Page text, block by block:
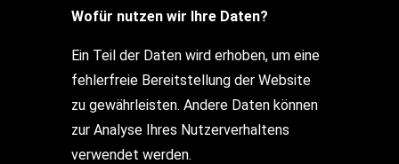
Wofür nutzen wir Ihre Daten?
Ein Teil der Daten wird erhoben, um eine
fehlerfreie Bereitstellung der Website
zu gewährleisten. Andere Daten können
zur Analyse Ihres Nutzerverhaltens
verwendet werden.